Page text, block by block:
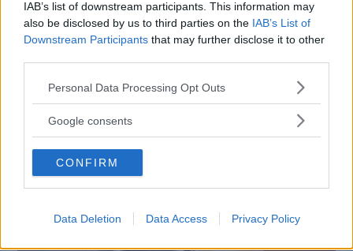
IAB’s list of downstream participants. This information may
also be disclosed by us to third parties on the IAB’s List of
Downstream Participants that may further disclose it to other
Please note that this website/app uses one or more Google
not limited to your visit or usage behaviour. You may click to
use your data for below specified purposes in below Google
consent section.
Personal Data Processing Opt Outs
Google consents
CONFIRM
Data Deletion Data Access Privacy Policy